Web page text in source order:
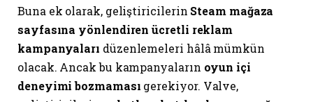
Buna ek olarak, geliştiricilerin Steam mağaza
sayfasına yönlendiren ücretli reklam
kampanyaları düzenlemeleri hâlâ mümkün
olacak. Ancak bu kampanyaların oyun içi
deneyimi bozmaması gerekiyor. Valve,